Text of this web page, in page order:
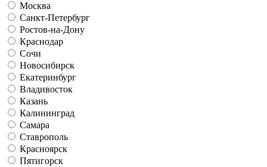
Москва
Санкт-Петербург
Ростов-на-Дону
Краснодар
Сочи
Новосибирск
Екатеринбург
Владивосток
Казань
Калининград
Самара
Ставрополь
Красноярск
Пятигорск